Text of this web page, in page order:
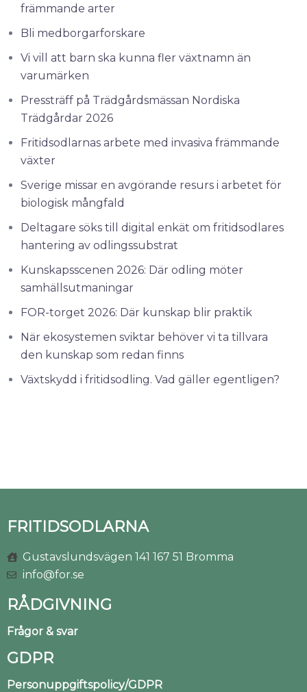
främmande arter
Bli medborgarforskare
Vi vill att barn ska kunna fler växtnamn än
varumärken
Pressträff på Trädgårdsmässan Nordiska
Trädgårdar 2026
Fritidsodlarnas arbete med invasiva främmande
växter
Sverige missar en avgörande resurs i arbetet för
biologisk mångfald
Deltagare söks till digital enkät om fritidsodlares
hantering av odlingssubstrat
Kunskapsscenen 2026: Där odling möter
samhällsutmaningar
FOR-torget 2026: Där kunskap blir praktik
När ekosystemen sviktar behöver vi ta tillvara
den kunskap som redan finns
Växtskydd i fritidsodling. Vad gäller egentligen?
FRITIDSODLARNA
Gustavslundsvägen 141 167 51 Bromma
info@for.se
RÅDGIVNING
Frågor & svar
GDPR
Personuppgiftspolicy/GDPR